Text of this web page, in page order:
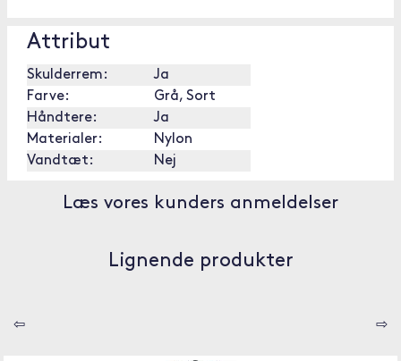
Attribut
Skulderrem:
Ja
Farve:
Grå, Sort
Håndtere:
Ja
Materialer:
Nylon
Vandtæt:
Nej
Læs vores kunders anmeldelser
Lignende produkter
⇦ ⇨